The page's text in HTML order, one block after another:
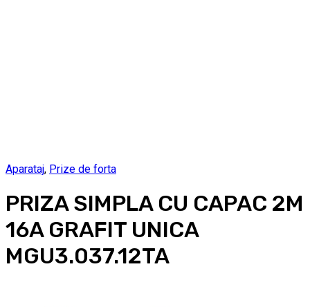
Aparataj, Prize de forta
PRIZA SIMPLA CU CAPAC 2M
16A GRAFIT UNICA
MGU3.037.12TA